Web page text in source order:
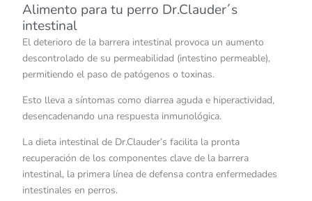
Alimento para tu perro Dr.Clauder´s
intestinal
El deterioro de la barrera intestinal provoca un aumento
descontrolado de su permeabilidad (intestino permeable),
permitiendo el paso de patógenos o toxinas.
Esto lleva a síntomas como diarrea aguda e hiperactividad,
desencadenando una respuesta inmunológica.
La dieta intestinal de Dr.Clauder’s facilita la pronta
recuperación de los componentes clave de la barrera
intestinal, la primera línea de defensa contra enfermedades
intestinales en perros.